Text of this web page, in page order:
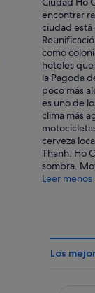
Escena urbana
encontrar
ciudad está
como
hoteles
la Pagoda
poco más
es uno de
clima más
cerveza
Thanh. Ho
sombra.
Leer menos
Los